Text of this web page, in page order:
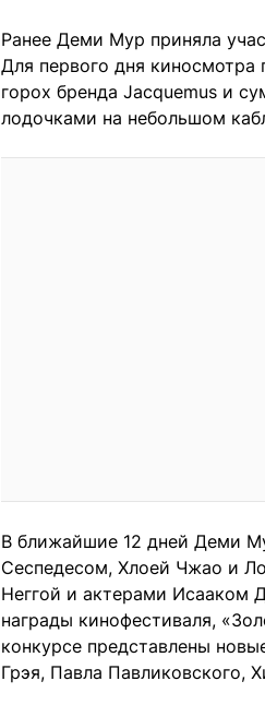
Ранее Деми Мур приняла
Для первого дня киносмотра
горох бренда Jacquemus и
лодочками на небольшом
В ближайшие 12 дней Деми
Сеспедесом, Хлоей Чжао и
Неггой и актерами Исааком
награды кинофестиваля,
конкурсе представлены
Грэя, Павла Павликовского,